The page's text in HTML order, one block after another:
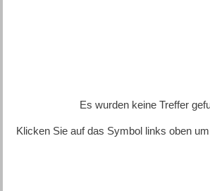
Es wurden keine Treffer
Klicken Sie auf das Symbol links oben